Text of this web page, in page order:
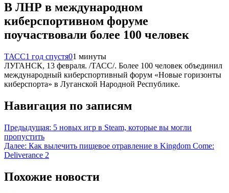
В ЛНР в международном
киберспортивном форуме
поучаствовали более 100 человек
ТАСС1 год спустя01 минуты
ЛУГАНСК, 13 февраля. /ТАСС/. Более 100 человек объединил
международный киберспортивный форум «Новые горизонты
киберспорта» в Луганской Народной Республике.
Навигация по записям
Предыдущая: 5 новых игр в Steam, которые вы могли
пропустить
Далее: Как вылечить пищевое отравление в Kingdom Come:
Deliverance 2
Похожие новости